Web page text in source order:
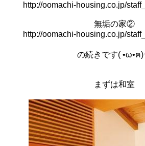
http://oomachi-housing.co.jp/
無垢の家②
http://oomachi-housing.co.jp/
の続きです( •ω•ฅ
まずは和室